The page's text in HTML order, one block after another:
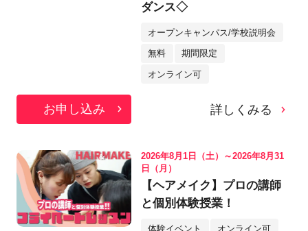
ダンス◇
オープンキャンパス/学校説明会
無料 期間限定
オンライン可
お申し込み 詳しくみる
2026年8月1日（土）～2026年8月31
日（月）
【ヘアメイク】プロの講師
と個別体験授業！
体験イベント オンライン可